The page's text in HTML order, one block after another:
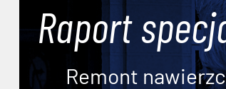
Raport
Remont